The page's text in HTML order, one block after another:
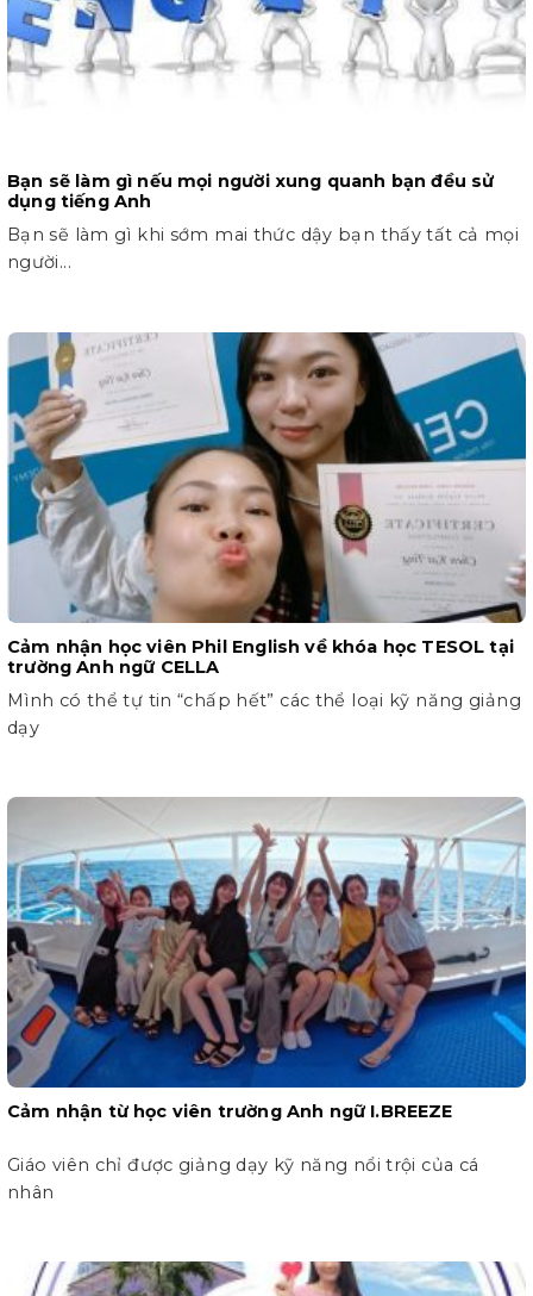
Bạn sẽ làm gì nếu mọi người xung quanh bạn đều sử
dụng tiếng Anh
Bạn sẽ làm gì khi sớm mai thức dậy bạn thấy tất cả mọi
người...
Cảm nhận học viên Phil English về khóa học TESOL tại
trường Anh ngữ CELLA
Mình có thể tự tin “chấp hết” các thể loại kỹ năng giảng
dạy
Cảm nhận từ học viên trường Anh ngữ I.BREEZE
Giáo viên chỉ được giảng dạy kỹ năng nổi trội của cá
nhân